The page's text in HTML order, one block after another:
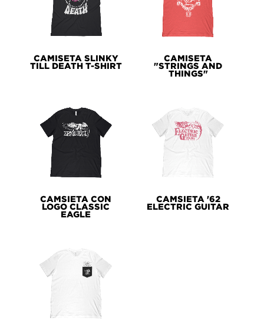
CAMISETA SLINKY
TILL DEATH T-SHIRT
CAMISETA
"STRINGS AND
THINGS"
CAMSIETA CON
LOGO CLASSIC
EAGLE
CAMSIETA '62
ELECTRIC GUITAR